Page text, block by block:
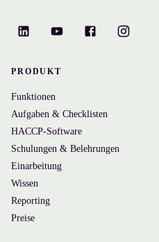
PRODUKT
Funktionen
Aufgaben & Checklisten
HACCP-Software
Schulungen & Belehrungen
Einarbeitung
Wissen
Reporting
Preise